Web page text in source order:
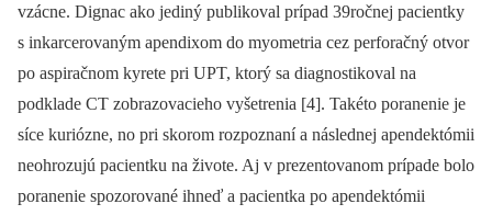
vzácne. Dignac ako jediný publikoval prípad 39ročnej pacientky
s inkarcerovaným apendixom do myometria cez perforačný otvor
po aspiračnom kyrete pri UPT, ktorý sa diagnostikoval na
podklade CT zobrazovacieho vyšetrenia [4]. Takéto poranenie je
síce kuriózne, no pri skorom rozpoznaní a následnej apendektómii
neohrozujú pacientku na živote. Aj v prezentovanom prípade bolo
poranenie spozorované ihneď a pacientka po apendektómii